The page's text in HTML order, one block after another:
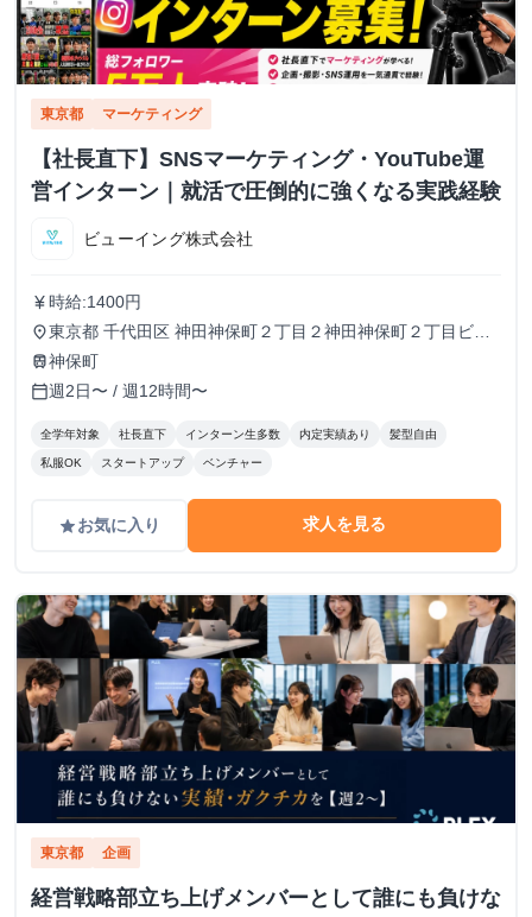
東京都 マーケティング
【社長直下】SNSマーケティング・YouTube運
営インターン｜就活で圧倒的に強くなる実践経験
ビューイング株式会社
currency_yen 時給:1400円
place東京都 千代田区 神田神保町２丁目２神田神保町２丁目ビル
５０２号室
train神保町
calendar_today週2日〜 / 週12時間〜
全学年対象 社長直下 インターン生多数 内定実績あり 髪型自由
私服OK スタートアップ ベンチャー
gradeお気に入り 求人を見る
東京都 企画
経営戦略部立ち上げメンバーとして誰にも負けな